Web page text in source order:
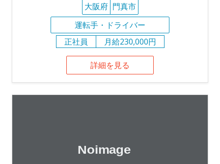
大阪府 門真市
運転手・ドライバー
正社員
月給230,000円
詳細を見る